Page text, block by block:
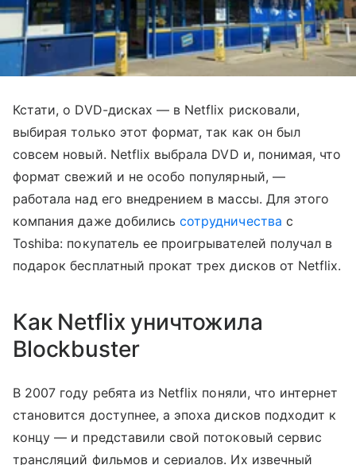
Кстати, о DVD-дисках — в Netflix рисковали,
выбирая только этот формат, так как он был
совсем новый. Netflix выбрала DVD и, понимая, что
формат свежий и не особо популярный, —
работала над его внедрением в массы. Для этого
компания даже добилисьсотрудничества с
Toshiba: покупатель ее проигрывателей получал в
подарок бесплатный прокат трех дисков от Netflix.
Как Netflix уничтожила
Blockbuster
В 2007 году ребята из Netflix поняли, что интернет
становится доступнее, а эпоха дисков подходит к
концу — и представили свой потоковый сервис
трансляций фильмов и сериалов. Их извечный